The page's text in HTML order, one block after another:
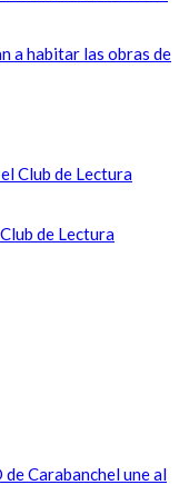
a habitar las obras de
de Lectura